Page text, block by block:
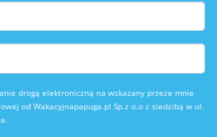
drogą elektroniczną na wskazany przeze mnie
od Wakacyjnapapuga.pl Sp.z o.o z siedzibą w ul.